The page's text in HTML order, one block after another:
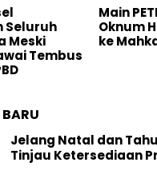
Seluruh
Meski
Tembus
Main
Oknum
ke
Jelang Natal dan
Tinjau Ketersediaan